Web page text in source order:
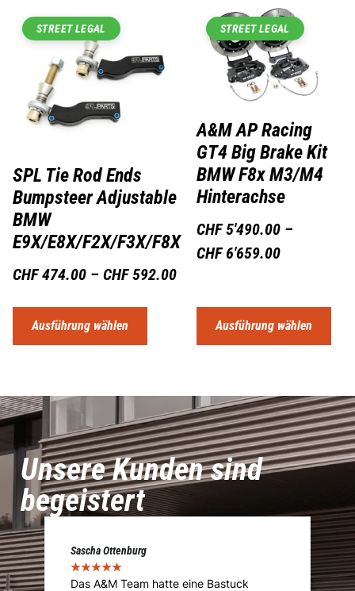
STREET LEGAL
SPL Tie Rod Ends
Bumpsteer Adjustable
BMW
E9X/E8X/F2X/F3X/F8X
CHF474.00 – CHF592.00
Ausführung wählen
STREET LEGAL
A&M AP Racing
GT4 Big Brake Kit
BMW F8x M3/M4
Hinterachse
CHF5'490.00 –
CHF6'659.00
Ausführung wählen
Unsere Kunden sind
begeistert
Marcel Voigt
★★★★
Das Team von A&M übernahm die